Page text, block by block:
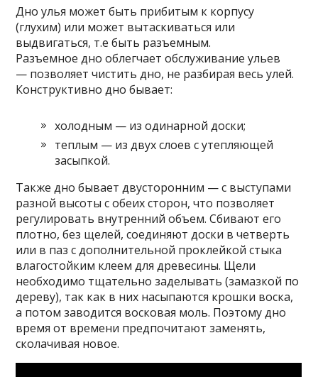
Дно улья может быть прибитым к корпусу
(глухим) или может вытаскиваться или
выдвигаться, т.е быть разъемным.
Разъемное дно облегчает обслуживание ульев
— позволяет чистить дно, не разбирая весь улей.
Конструктивно дно бывает:
холодным — из одинарной доски;
теплым — из двух слоев с утепляющей
засыпкой.
Также дно бывает двусторонним — с выступами
разной высоты с обеих сторон, что позволяет
регулировать внутренний объем. Сбивают его
плотно, без щелей, соединяют доски в четверть
или в паз с дополнительной проклейкой стыка
влагостойким клеем для древесины. Щели
необходимо тщательно заделывать (замазкой по
дереву), так как в них насыпаются крошки воска,
а потом заводится восковая моль. Поэтому дно
время от времени предпочитают заменять,
сколачивая новое.